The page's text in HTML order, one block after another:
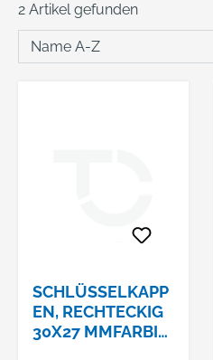
2 Artikel gefunden
SCHLÜSSELKAPP
EN, RECHTECKIG
30X27 MMFARBIG